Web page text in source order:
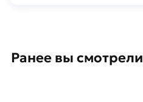
Ранее вы смотрели